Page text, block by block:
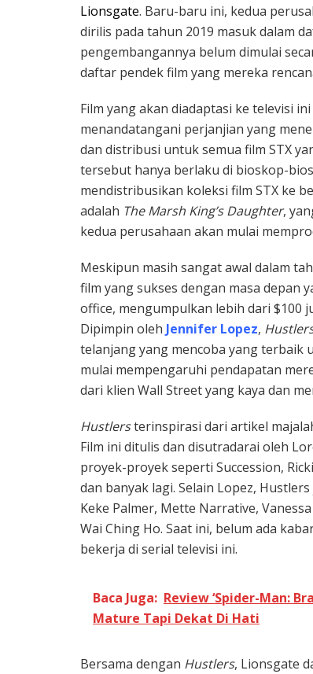
Lionsgate. Baru-baru ini, kedua
dirilis pada tahun 2019 masuk dalam
pengembangannya belum dimulai
daftar pendek film yang mereka
Film yang akan diadaptasi ke televisi
menandatangani perjanjian yang
dan distribusi untuk semua film STX
tersebut hanya berlaku di bioskop-
mendistribusikan koleksi film STX ke
adalah The Marsh King’s Daughter,
kedua perusahaan akan mulai
Meskipun masih sangat awal dalam
film yang sukses dengan masa depan
office, mengumpulkan lebih dari $100
Dipimpin oleh Jennifer Lopez,
telanjang yang mencoba yang terbaik
mulai mempengaruhi pendapatan
dari klien Wall Street yang kaya dan
Hustlersterinspirasi dari artikel
Film ini ditulis dan disutradarai oleh
proyek-proyek seperti Succession,
dan banyak lagi. Selain Lopez,
Keke Palmer, Mette Narrative,
Wai Ching Ho. Saat ini, belum ada
bekerja di serial televisi ini.
Baca Juga: Review ‘Spider-Man:
Mature Tapi Dekat Di Hati
Bersama dengan Hustlers, Lionsgate